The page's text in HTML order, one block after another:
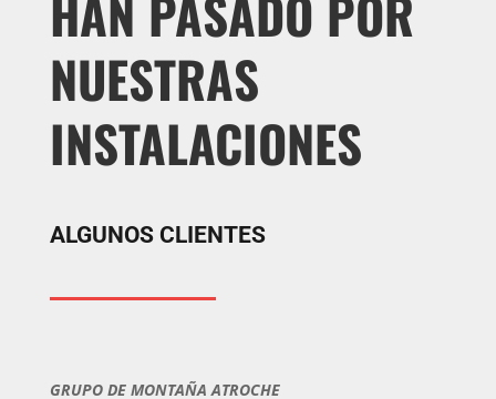
NUESTRAS
INSTALACIONES
ALGUNOS CLIENTES
GRUPO DE MONTAÑA ATROCHE